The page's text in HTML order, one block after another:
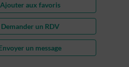
Ajouter aux favoris
Demander un RDV
un message